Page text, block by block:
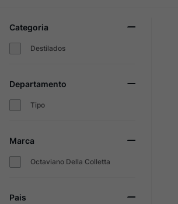
Categoria
Destilados
Departamento
Tipo
Marca
Octaviano Della Colletta
Pais